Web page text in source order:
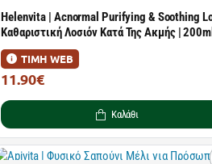
Helenvita | Acnormal Purifying & Soothing
Καθαριστική Λοσιόν Κατά Της Ακμής | 200ml
ΤΙΜΗ WEB
11.90€
Καλάθι